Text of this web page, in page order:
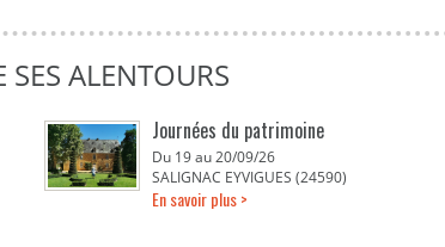
ALENTOURS
Journées du patrimoine
Du 19 au 20/09/26
SALIGNAC EYVIGUES (24590)
En savoir plus >